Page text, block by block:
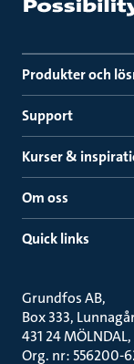
Produkter och
Support
Kurser &
Om oss
Quick links
Grundfos AB
Box 333,
431 24 MÖLNDAL
Org. nr: 556200-